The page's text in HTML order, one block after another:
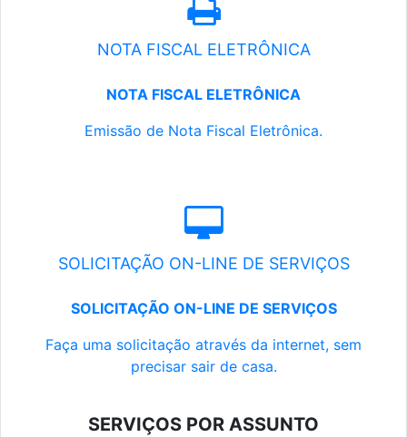
NOTA FISCAL ELETRÔNICA
NOTA FISCAL ELETRÔNICA
Emissão de Nota Fiscal Eletrônica.
SOLICITAÇÃO ON-LINE DE SERVIÇOS
SOLICITAÇÃO ON-LINE DE SERVIÇOS
Faça uma solicitação através da internet, sem
precisar sair de casa.
SERVIÇOS POR ASSUNTO